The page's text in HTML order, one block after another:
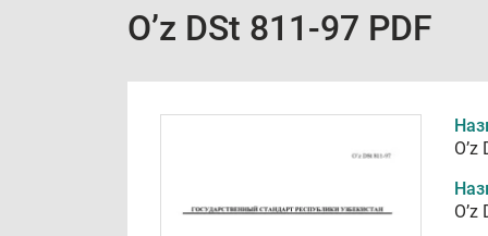
O’z DSt 811-97 PDF